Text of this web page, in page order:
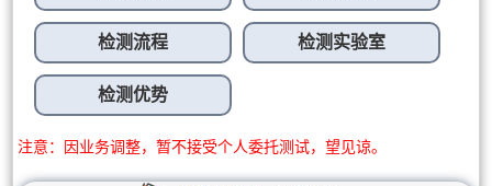
检测流程 检测实验室
检测优势
注意：因业务调整，暂不接受个人委托测试，望见谅。